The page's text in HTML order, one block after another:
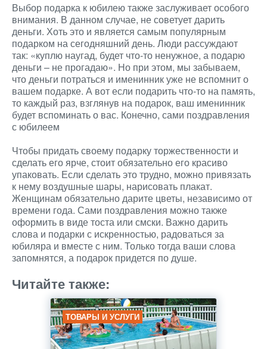
Выбор подарка к юбилею также заслуживает особого
внимания. В данном случае, не советует дарить
деньги. Хоть это и является самым популярным
подарком на сегодняшний день. Люди рассуждают
так: «куплю наугад, будет что-то ненужное, а подарю
деньги – не прогадаю». Но при этом, мы забываем,
что деньги потраться и именинник уже не вспомнит о
вашем подарке. А вот если подарить что-то на память,
то каждый раз, взглянув на подарок, ваш именинник
будет вспоминать о вас. Конечно, сами поздравления
с юбилеем
Чтобы придать своему подарку торжественности и
сделать его ярче, стоит обязательно его красиво
упаковать. Если сделать это трудно, можно привязать
к нему воздушные шары, нарисовать плакат.
Женщинам обязательно дарите цветы, независимо от
времени года. Сами поздравления можно также
оформить в виде тоста или смски. Важно дарить
слова и подарки с искренностью, радоваться за
юбиляра и вместе с ним. Только тогда ваши слова
запомнятся, а подарок придется по душе.
Читайте также:
ТОВАРЫ И УСЛУГИ